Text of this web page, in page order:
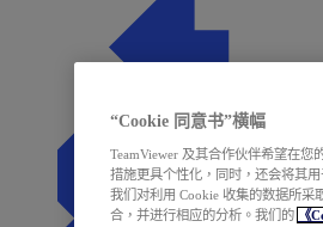
“Cookie 同意书”横幅
TeamViewer 及其合作伙伴希望在您
措施更具个性化，同时，还会将其
我们对利用 Cookie 收集的数据所采
合，并进行相应的分析。我们的
《